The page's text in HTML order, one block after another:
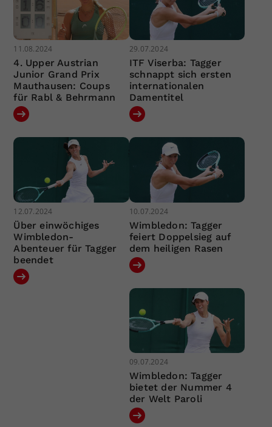
11.08.2024
4. Upper Austrian
Junior Grand Prix
Mauthausen: Coups
für Rabl & Behrmann
29.07.2024
ITF Viserba: Tagger
schnappt sich ersten
internationalen
Damentitel
12.07.2024
Über einwöchiges
Wimbledon-
Abenteuer für Tagger
beendet
10.07.2024
Wimbledon: Tagger
feiert Doppelsieg auf
dem heiligen Rasen
09.07.2024
Wimbledon: Tagger
bietet der Nummer 4
der Welt Paroli